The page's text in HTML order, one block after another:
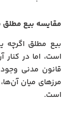
مقایسه بیع مطلق
بیع مطلق اگرچه
است، اما در کنار
قانون مدنی
مرزهای میان
است.